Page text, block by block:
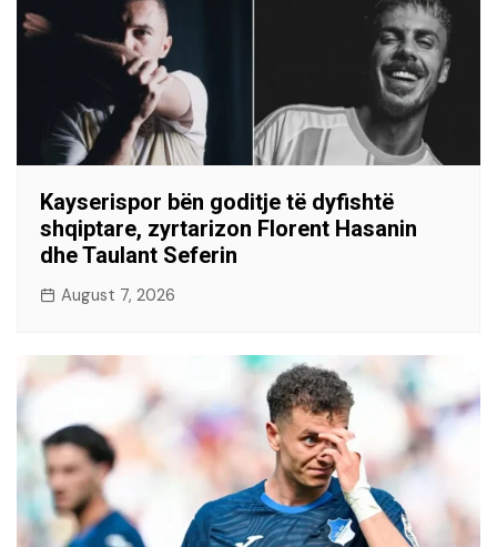
Kayserispor bën goditje të dyfishtë
shqiptare, zyrtarizon Florent Hasanin
dhe Taulant Seferin
August 7, 2026